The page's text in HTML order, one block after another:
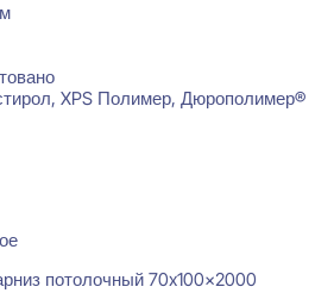
XPS Полимер, Дюрополимер®
потолочный 70x100x2000